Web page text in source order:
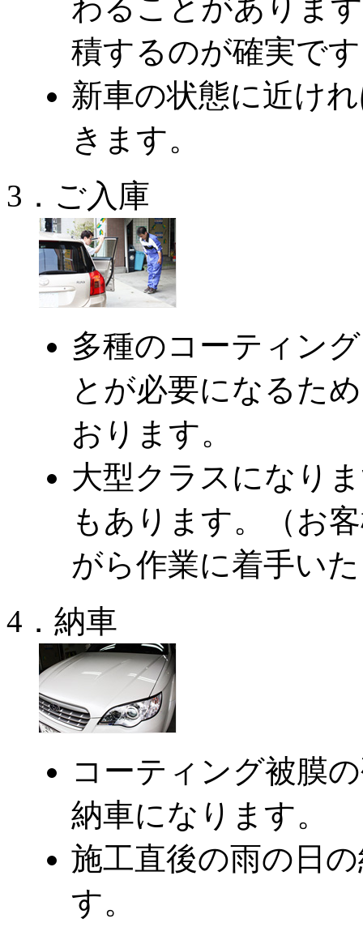
わることがありま
積するのが確実で
新車の状態に近け
きます。
3．ご入庫
多種のコーティン
とが必要になるた
おります。
大型クラスになり
もあります。（お
がら作業に着手い
4．納車
コーティング被膜
納車になります。
施工直後の雨の日
す。